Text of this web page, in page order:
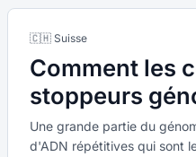
🇨🇭 Suisse
Comment les
stoppeurs
Une grande partie du
d'ADN répétitives qui sont